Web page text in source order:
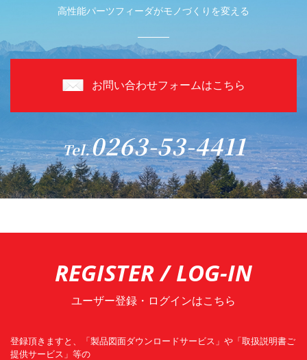
高性能パーツフィーダがモノづくりを変える
お問い合わせフォームはこちら
Tel.0263-53-4411
REGISTER / LOG-IN
ユーザー登録・ログインはこちら
登録頂きますと、「製品図面ダウンロードサービス」や「取扱説明書ご
提供サービス」等の